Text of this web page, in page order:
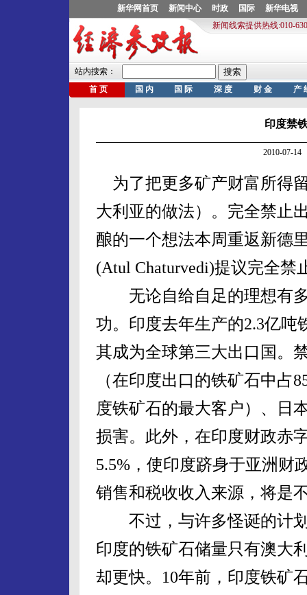
印度禁
2010-07-
为了把更多矿产财富所得
大利亚的做法）。完全禁止
酿的一个想法本周重返新德
(Atul Chaturvedi)提议完全禁
无论自给自足的理想有多
功。印度去年生产的2.3亿吨
其成为全球第三大出口国。
（在印度出口的铁矿石中占
度铁矿石的最大客户）、日
损害。此外，在印度财政
5.5%，使印度跻身于亚洲
销售和税收收入来源，将是
不过，与许多怪诞的计划
印度的铁矿石储量只有澳大
却更快。10年前，印度铁矿